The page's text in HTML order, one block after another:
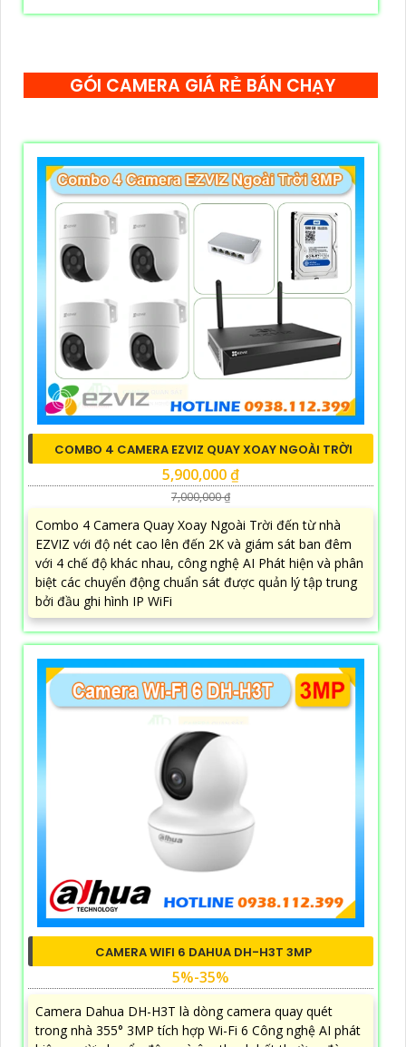
GÓI CAMERA GIÁ RẺ BÁN CHẠY
COMBO 4 CAMERA EZVIZ QUAY XOAY NGOÀI TRỜI
5,900,000 ₫
7,000,000 ₫
Combo 4 Camera Quay Xoay Ngoài Trời đến từ nhà
EZVIZ với độ nét cao lên đến 2K và giám sát ban đêm
với 4 chế độ khác nhau, công nghệ AI Phát hiện và phân
biệt các chuyển động chuẩn sát được quản lý tập trung
bởi đầu ghi hình IP WiFi
CAMERA WIFI 6 DAHUA DH-H3T 3MP
5%-35%
Camera Dahua DH-H3T là dòng camera quay quét
trong nhà 355° 3MP tích hợp Wi-Fi 6 Công nghệ AI phát